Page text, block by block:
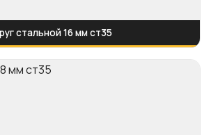
стальной 16 мм ст35